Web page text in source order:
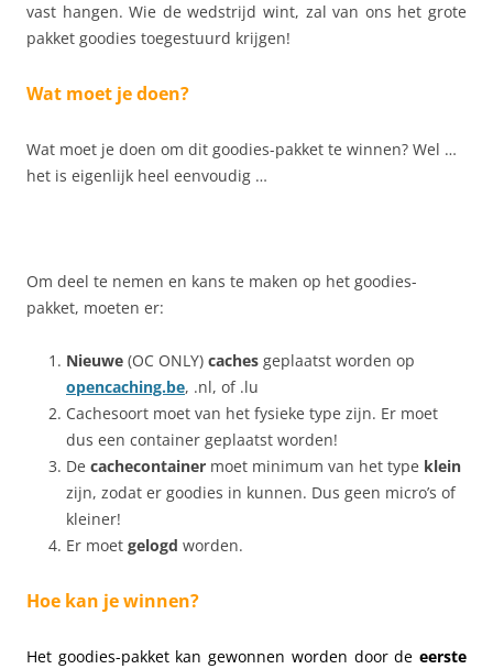
vast hangen. Wie de wedstrijd wint, zal van ons het grote
pakket goodies toegestuurd krijgen!
Wat moet je doen?
Wat moet je doen om dit goodies-pakket te winnen? Wel …
het is eigenlijk heel eenvoudig …
Om deel te nemen en kans te maken op het goodies-
pakket, moeten er:
Nieuwe (OC ONLY) caches geplaatst worden op
opencaching.be, .nl, of .lu
Cachesoort moet van het fysieke type zijn. Er moet
dus een container geplaatst worden!
De cachecontainer moet minimum van het type klein
zijn, zodat er goodies in kunnen. Dus geen micro’s of
kleiner!
Er moet gelogd worden.
Hoe kan je winnen?
Het goodies-pakket kan gewonnen worden door de eerste